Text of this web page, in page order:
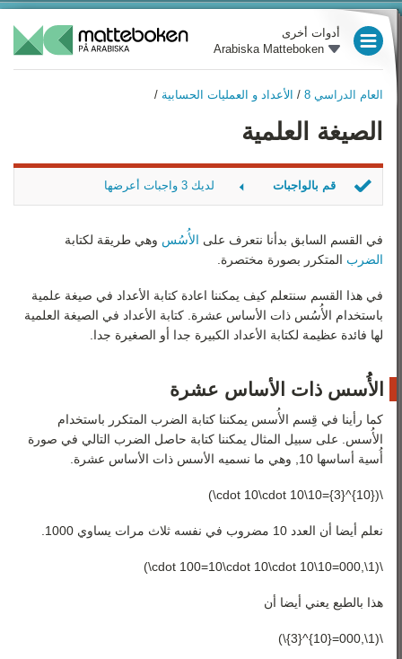
أدوات أخرى
Arabiska Matteboken
العام الدراسي 8 / الأعداد و العمليات الحسابية /
الصيغة العلمية
قم بالواجبات لديك 3 واجبات أعرضها
أكتب في صيغة علمية
مساواة
في القسم السابق بدأنا نتعرف على الأُسُس وهي طريقة لكتابة
الضرب المتكرر بصورة مختصرة.
في هذا القسم سنتعلم كيف يمكننا اعادة كتابة الأعداد في صيغة علمية
باستخدام الأُسُس ذات الأساس عشرة. كتابة الأعداد في الصيغة العلمية
لها فائدة عظيمة لكتابة الأعداد الكبيرة جدا أو الصغيرة جدا.
الأُسس ذات الأساس عشرة
كما رأينا في قِسم الأُسس يمكننا كتابة الضرب المتكرر باستخدام
الأُسس. على سبيل المثال يمكننا كتابة حاصل الضرب التالي في صورة
أُسية أساسها 10, وهي ما نسميه الأسس ذات الأساس عشرة.
\({10}^{3}=10\cdot 10\cdot 10\)
نعلم أيضا أن العدد 10 مضروب في نفسه ثلاث مرات يساوي 1000.
\(1\,000=10\cdot 100=10\cdot 10\cdot 10\)
هذا بالطبع يعني أيضا أن
\(1\,000={10}^{3}\)
العام الدراسي 4
العام الدراسي 5
العام الدراسي 6
العام الدراسي 8
العام الدراسي 8
نظرة عامة
الأعداد و العمليات الحسابية
المتغيرات و التعبيرات
الكسور
المعادلات
النسبة المئوية
الهندسة والوحدات
العام الدراسي 9
رياضيات 1
رياضيات 3
رياضيات 4